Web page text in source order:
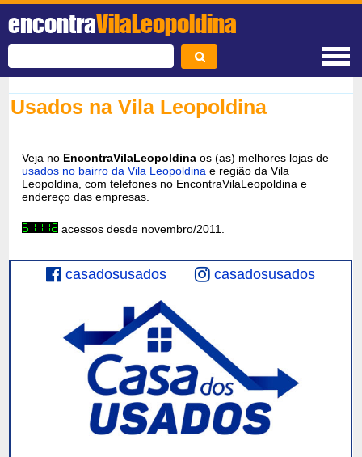
encontraVilaLeopoldina
Usados na Vila Leopoldina
Veja no EncontraVilaLeopoldina os (as) melhores lojas de
usados no bairro da Vila Leopoldina e região da Vila
Leopoldina, com telefones no EncontraVilaLeopoldina e
endereço das empresas.
acessos desde novembro/2011.
casadosusados casadosusados